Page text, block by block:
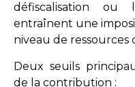
défiscalisation
entraînent une
niveau de ressources
Deux seuils
de la contribution :